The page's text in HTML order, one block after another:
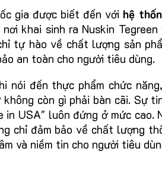
gia được biết đến với hệ
khai sinh ra Nuskin
tự hào về chất lượng sản
an toàn cho người tiêu dùng.
nói đến thực phẩm chức
còn gì phải bàn cãi. Sự
in USA" luôn đứng ở mức
chỉ đảm bảo về chất lượng
và niềm tin cho người tiêu